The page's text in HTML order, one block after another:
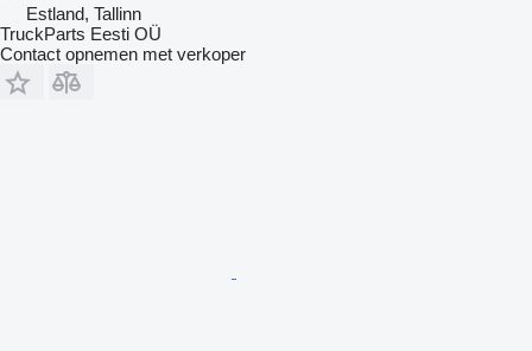
Estland, Tallinn
TruckParts Eesti OÜ
Contact opnemen met verkoper